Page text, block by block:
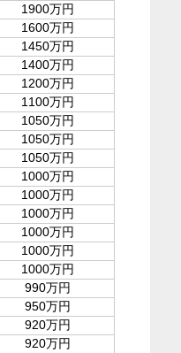
1900万円
1600万円
1450万円
1400万円
1200万円
1100万円
1050万円
1050万円
1050万円
1000万円
1000万円
1000万円
1000万円
1000万円
1000万円
990万円
950万円
920万円
920万円